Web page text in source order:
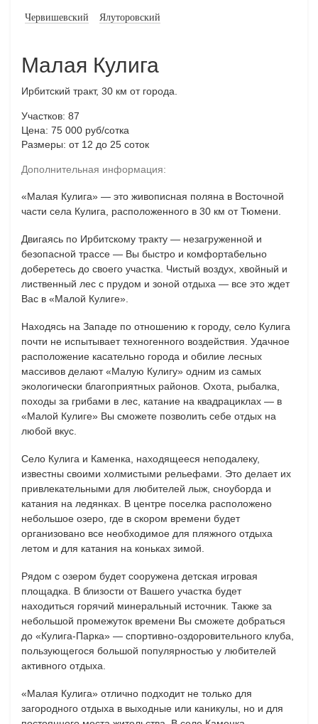
Червишевский Ялуторовский
Малая Кулига
Ирбитский тракт, 30 км от города.
Участков: 87
Цена: 75 000 руб/сотка
Размеры: от 12 до 25 соток
Дополнительная информация:
«Малая Кулига» — это живописная поляна в Восточной
части села Кулига, расположенного в 30 км от Тюмени.
Двигаясь по Ирбитскому тракту — незагруженной и
безопасной трассе — Вы быстро и комфортабельно
доберетесь до своего участка. Чистый воздух, хвойный и
лиственный лес с прудом и зоной отдыха — все это ждет
Вас в «Малой Кулиге».
Находясь на Западе по отношению к городу, село Кулига
почти не испытывает техногенного воздействия. Удачное
расположение касательно города и обилие лесных
массивов делают «Малую Кулигу» одним из самых
экологически благоприятных районов. Охота, рыбалка,
походы за грибами в лес, катание на квадрациклах — в
«Малой Кулиге» Вы сможете позволить себе отдых на
любой вкус.
Село Кулига и Каменка, находящееся неподалеку,
известны своими холмистыми рельефами. Это делает их
привлекательными для любителей лыж, сноуборда и
катания на ледянках. В центре поселка расположено
небольшое озеро, где в скором времени будет
организовано все необходимое для пляжного отдыха
летом и для катания на коньках зимой.
Рядом с озером будет сооружена детская игровая
площадка. В близости от Вашего участка будет
находиться горячий минеральный источник. Также за
небольшой промежуток времени Вы сможете добраться
до «Кулига-Парка» — спортивно-оздоровительного клуба,
пользующегося большой популярностью у любителей
активного отдыха.
«Малая Кулига» отлично подходит не только для
загородного отдыха в выходные или каникулы, но и для